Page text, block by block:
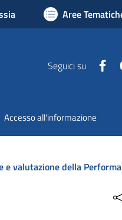
Aree
Seguici su
Accesso all'informazione
e valutazione della